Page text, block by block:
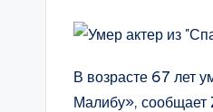
В возрасте 67 лет
Малибу», сообщает